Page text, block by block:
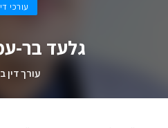
עורכי
גלעד בר-
עורך דין